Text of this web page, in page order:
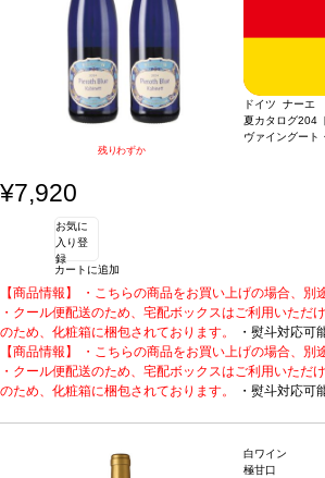
ソーヴィニヨン・ブランとショイレーベ 9%
る。調和の取れた、生き生きとした、フルーティーで
軽い魚料理、サラダ、チーズ
ツトラミネール 22%、ヴァイスブルグンダー 18％、
ソーヴィニヨン・ブランとショイレーベ 9%
残りわずか
ドイツ ナーエ
夏カタログ204
ヴァイングート
¥7,920
お気に
入り登
録
カートに追加
【商品情報】 ・こちらの商品をお買い上げの場合、別
・クール便配送のため、宅配ボックスはご利用いただ
のため、化粧箱に梱包されております。
・熨斗対応可
される場合、ご注文時コメント欄に熨斗をご希望の旨
下部のお名入れ内容」の3つをご入力ください。無地
のうえ「無地熨斗」とご記載ください。 ※熨斗をご希
ください。 ・下記ワインが2本含まれています。ロングセラーを誇る、ピーロート
・ピーロート・ブルー カビネット (2024)
【商品情報】 ・こちらの商品をお買い上げの場合、別
・クール便配送のため、宅配ボックスはご利用いただ
のため、化粧箱に梱包されております。
・熨斗対応可
のうえ「無地熨斗」とご記載ください。 ※熨斗をご希
短日出荷はお承り致しかねます。 必ず最短日から+1日
白ワイン
極甘口